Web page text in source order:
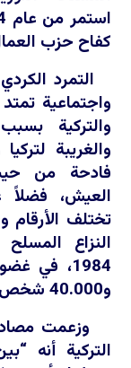
كفاح حزب
التمرد
واجتماعية
والتركية
والغريبة
فادحة من
العيش، فضلاً
تختلف الأرقام
النزاع
و40.000 شخص. تعود للفترة 1984-1999.
وزعمت